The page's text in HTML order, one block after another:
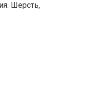
Шерсть,